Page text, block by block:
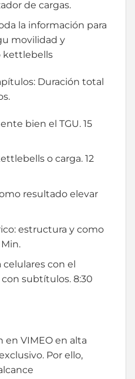
de cargas.
la información para
movilidad y
kettlebells
Duración total
bien el TGU. 15
o carga. 12
resultado elevar
estructura y como
celulares con el
subtítulos. 8:30
en VIMEO en alta
Por ello,